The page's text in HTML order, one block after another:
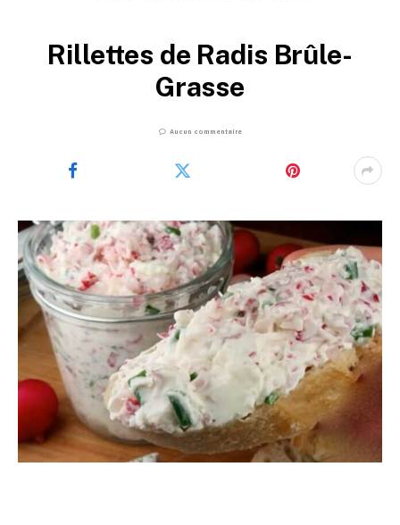
Rillettes de Radis Brûle-
Grasse
Aucun commentaire